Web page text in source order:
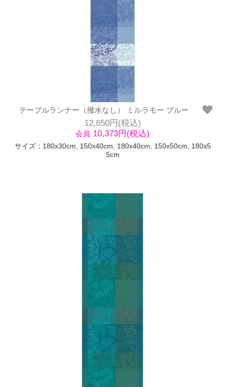
テーブルランナー（撥水なし） ミルラモー ブルー
12,650円(税込)
会員 10,373円(税込)
サイズ：180x30cm, 150x40cm, 180x40cm, 150x50cm, 180x5
5cm